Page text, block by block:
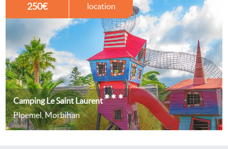
250€
location
Camping Le Saint Laurent***
Ploemel, Morbihan